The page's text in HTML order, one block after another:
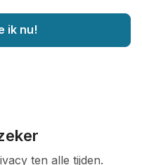
ik nu!
ten alle tijden.